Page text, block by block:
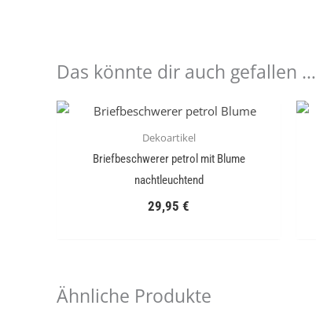
Das könnte dir auch gefallen …
Dekoartikel
Briefbeschwerer petrol mit Blume
nachtleuchtend
29,95 €
Ähnliche Produkte